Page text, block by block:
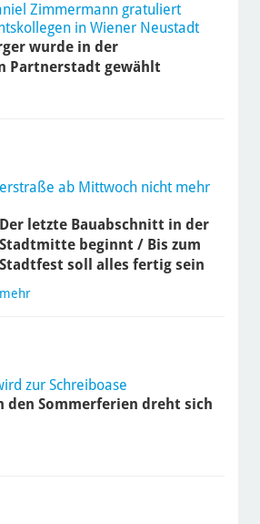
Zimmermann gratuliert
in Wiener Neustadt
wurde in der
Partnerstadt gewählt
ab Mittwoch nicht mehr
Der letzte Bauabschnitt in der
Stadtmitte beginnt / Bis zum
Stadtfest soll alles fertig sein
mehr
zur Schreiboase
den Sommerferien dreht sich